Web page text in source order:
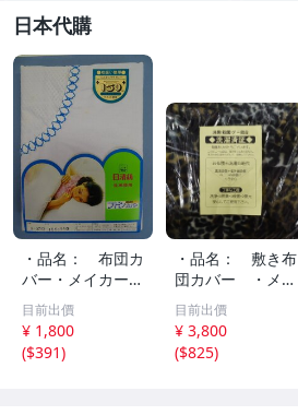
日本代購
・品名： 布団カ
バー・メイカー:
日清紡 ・素
材：ポリエステ
ル・NO-R6-10-5.
8
目前出價
¥ 1,800
($391)
・品名： 敷き布
団カバー ・メイ
カー: 日本ビネ
ガーボトラーズ・
NO-R6-10-5.8
目前出價
¥ 3,800
($825)